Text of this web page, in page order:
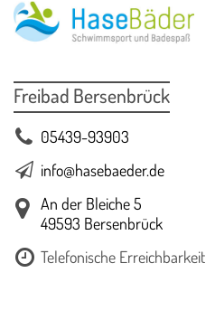
Freibad Bersenbrück
05439-93903
info@hasebaeder.de
An der Bleiche 5
49593 Bersenbrück
Telefonische Erreichbarkeit